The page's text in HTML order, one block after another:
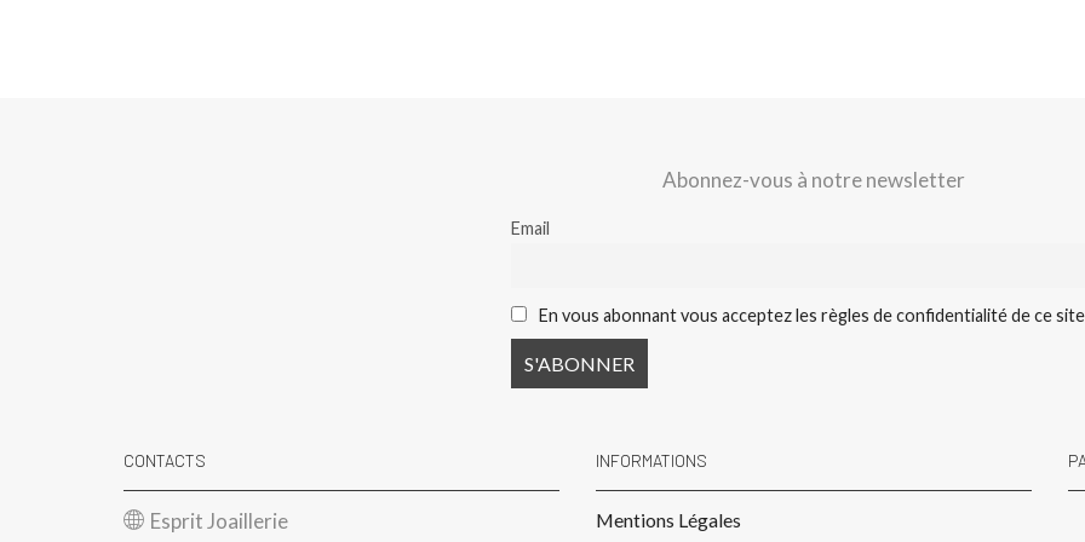
Abonnez-vous à notre newsletter
Email
En vous abonnant vous acceptez les règles de confidentialité de ce site
CONTACTS
Esprit Joaillerie
INFORMATIONS
Mentions Légales